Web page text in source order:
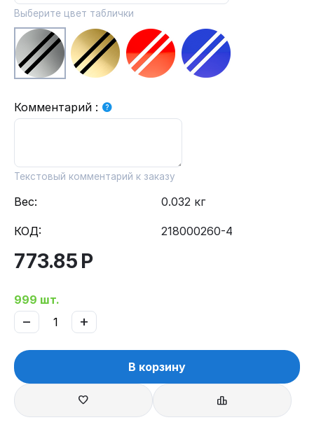
Выберите цвет таблички
Комментарий :
Текстовый комментарий к заказу
Вес: 0.032 кг
КОД: 218000260-4
773.85 Р
999 шт.
+
−
В корзину